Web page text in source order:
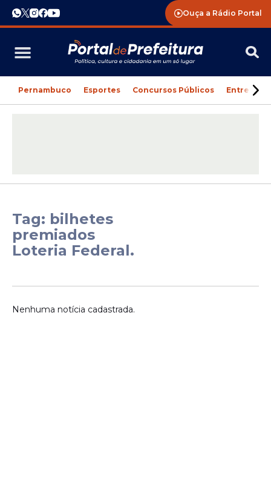
Ouça a Rádio Portal
Pernambuco Esportes Concursos Públicos
Tag: bilhetes
premiados
Loteria Federal.
Nenhuma notícia cadastrada.